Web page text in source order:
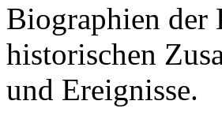
Biographien der
historischen
und Ereignisse.